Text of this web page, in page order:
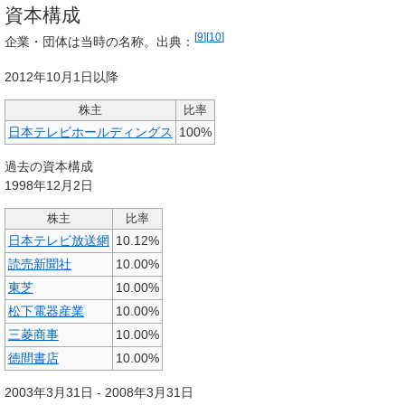
資本構成
企業・団体は当時の名称。出典： [9][10]
2012年10月1日以降
株主 比率
日本テレビホールディングス 100%
過去の資本構成
1998年12月2日
株主 比率
日本テレビ放送網 10.12%
読売新聞社
10.00%
東芝
10.00%
松下電器産業
10.00%
三菱商事
10.00%
徳間書店
10.00%
2003年3月31日 - 2008年3月31日